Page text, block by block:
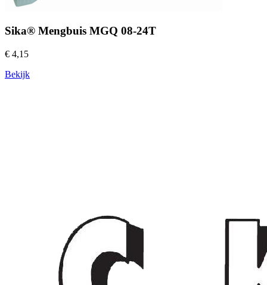
Sika® Mengbuis MGQ 08-24T
€ 4,15
Bekijk